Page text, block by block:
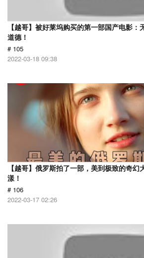
【越哥】被好莱坞购买的第一部国产电影
道德！
# 105
2022-03-18 09:38
【越哥】俄罗斯拍了一部，美到极致的奇幻
漾！
# 106
2022-03-17 02:26